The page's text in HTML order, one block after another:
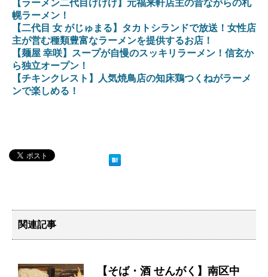
【ラーメン二代目けけけ】元福来軒店主の昔ながらの札
幌ラーメン！
【二代目 女 がじゅまる】タカトシランドで放送！女性店
主が営む種類豊富なラーメンを提供するお店！
【麺屋 幸咲】スープが自慢のスッキリラーメン！信玄か
ら独立オープン！
【チキンクレスト】人気焼鳥店の知床鶏つくねがラーメ
ンで楽しめる！
関連記事
【そば・酒 せんがく】南区中